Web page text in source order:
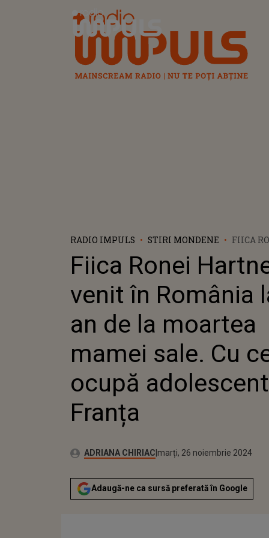
Radio Impuls
RADIO IMPULS STIRI MONDENE
FIICA
LA UN
CU CE
Fiica Ronei
venit în România
an de la moartea
mamei sale. Cu
ocupă
Franța
Autor:ADRIANA CHIRIACPublicat:
marți, 26 noiembrie 2024
Actualizat:
marți, 26 noiembrie 2024
Adaugă-ne ca sursă preferată în Google